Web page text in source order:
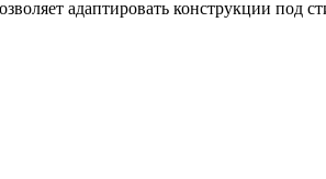
адаптировать конструкции под